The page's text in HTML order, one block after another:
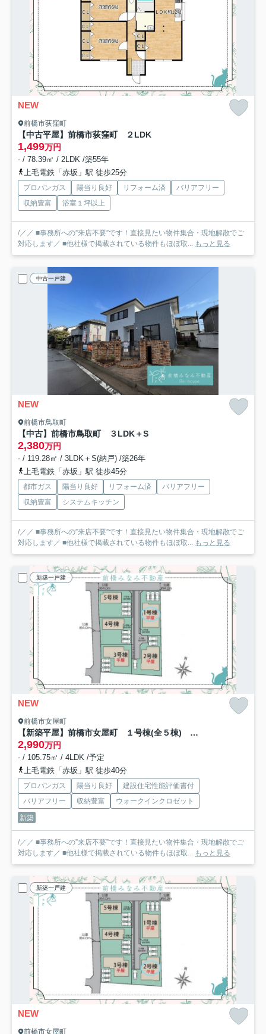
NEW
前橋市荻窪町
【中古平屋】前橋市荻窪町 ２LDK
1,499万円
- / 78.39㎡ / 2LDK /築55年
上毛電鉄「赤坂」駅 徒歩25分
プロパンガス 陽当り良好 リフォーム済
バリアフリー
収納豊富
浴室１坪以上
/／／ ■事務所への”来店不要”です！直接見たい物件集合・現地解散でご
対応します／ ■他社様で掲載されている物件もほぼ取... もっと見る
中古一戸建
NEW
前橋市鳥取町
【中古】前橋市鳥取町 ３LDK＋S
2,380万円
- / 119.28㎡ / 3LDK＋S(納戸) /築26年
上毛電鉄「赤坂」駅 徒歩45分
都市ガス 陽当り良好 リフォーム済
バリアフリー
収納豊富
システムキッチン
/／／ ■事務所への”来店不要”です！直接見たい物件集合・現地解散でご
対応します／ ■他社様で掲載されている物件もほぼ取... もっと見る
新築一戸建
NEW
前橋市女屋町
【新築平屋】前橋市女屋町 １号棟(全５棟) ブルーミングガーデン 新築建売分譲
2,990万円
- / 105.75㎡ / 4LDK /予定
上毛電鉄「赤坂」駅 徒歩40分
プロパンガス 陽当り良好
建設住宅性能評価書付
バリアフリー
収納豊富
ウォークインクロゼット
新築
/／／ ■事務所への”来店不要”です！直接見たい物件集合・現地解散でご
対応します／ ■他社様で掲載されている物件もほぼ取... もっと見る
新築一戸建
NEW
前橋市女屋町